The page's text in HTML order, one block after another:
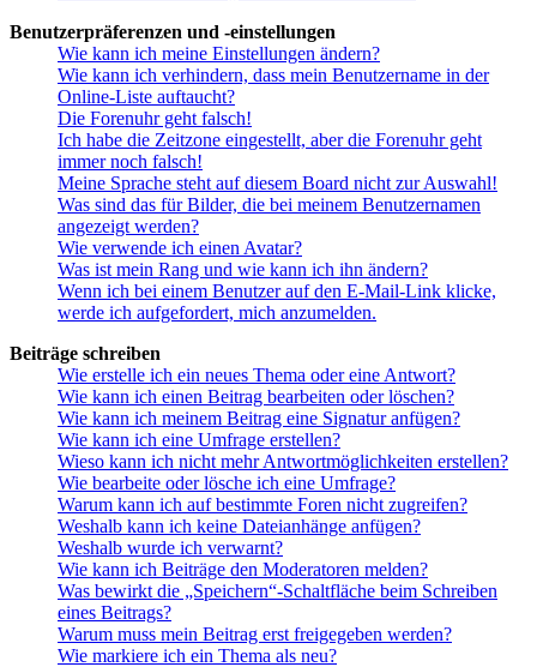
Benutzerpräferenzen und -einstellungen
Wie kann ich meine Einstellungen ändern?
Wie kann ich verhindern, dass mein Benutzername in der
Online-Liste auftaucht?
Die Forenuhr geht falsch!
Ich habe die Zeitzone eingestellt, aber die Forenuhr geht
immer noch falsch!
Meine Sprache steht auf diesem Board nicht zur Auswahl!
Was sind das für Bilder, die bei meinem Benutzernamen
angezeigt werden?
Wie verwende ich einen Avatar?
Was ist mein Rang und wie kann ich ihn ändern?
Wenn ich bei einem Benutzer auf den E-Mail-Link klicke,
werde ich aufgefordert, mich anzumelden.
Beiträge schreiben
Wie erstelle ich ein neues Thema oder eine Antwort?
Wie kann ich einen Beitrag bearbeiten oder löschen?
Wie kann ich meinem Beitrag eine Signatur anfügen?
Wie kann ich eine Umfrage erstellen?
Wieso kann ich nicht mehr Antwortmöglichkeiten erstellen?
Wie bearbeite oder lösche ich eine Umfrage?
Warum kann ich auf bestimmte Foren nicht zugreifen?
Weshalb kann ich keine Dateianhänge anfügen?
Weshalb wurde ich verwarnt?
Wie kann ich Beiträge den Moderatoren melden?
Was bewirkt die „Speichern“-Schaltfläche beim Schreiben
eines Beitrags?
Warum muss mein Beitrag erst freigegeben werden?
Wie markiere ich ein Thema als neu?